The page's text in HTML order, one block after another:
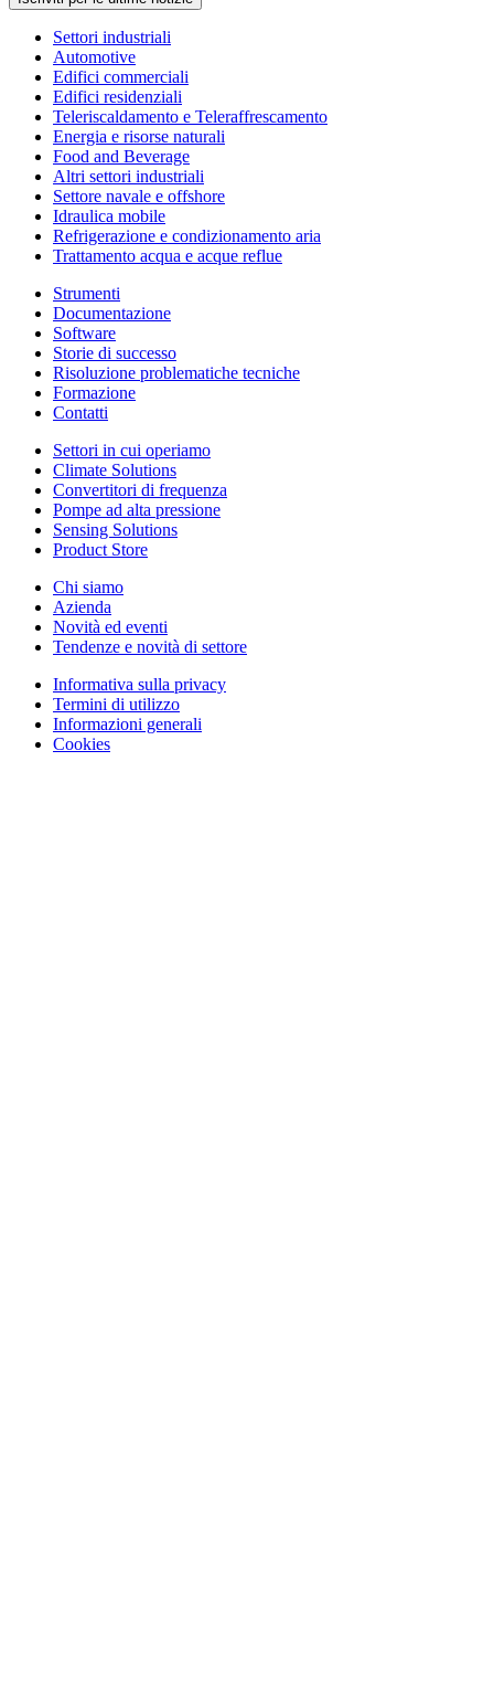
Settori industriali
Automotive
Edifici commerciali
Edifici residenziali
Teleriscaldamento e Teleraffrescamento
Energia e risorse naturali
Food and Beverage
Altri settori industriali
Settore navale e offshore
Idraulica mobile
Refrigerazione e condizionamento aria
Trattamento acqua e acque reflue
Strumenti
Documentazione
Software
Storie di successo
Risoluzione problematiche tecniche
Formazione
Contatti
Settori in cui operiamo
Climate Solutions
Convertitori di frequenza
Pompe ad alta pressione
Sensing Solutions
Product Store
Chi siamo
Azienda
Novità ed eventi
Tendenze e novità di settore
Informativa sulla privacy
Termini di utilizzo
Informazioni generali
Cookies